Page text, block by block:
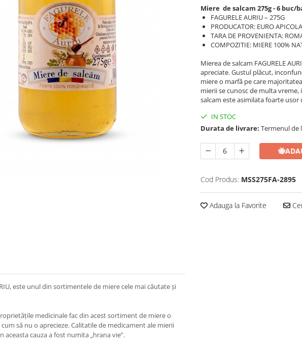
Miere de salcam 275g - 6 buc/
FAGURELE AURIU – 275G
PRODUCATOR: EURO APICOLA
TARA DE PROVENIENTA:
COMPOZITIE: MIERE 100%
Mierea de salcam FAGURELE
apreciate. Gustul plăcut,
miere o marfă pe care
mierii se cunosc de multa vreme,
salcam este asimilata foarte
IN STOC
Durata de livrare: Termenul de
🐝
Cod Produs: MSS275FA-2895
Adauga la Favorite
este unul din sortimentele de miere cele mai căutate și
medicinale fac din acest sortiment de miere o
să nu o aprecieze. Calitatile de medicament ale mierii
aceasta cauza a fost numita „hrana vie”.